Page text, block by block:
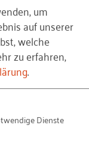
um
auf unserer
welche
zu erfahren,
.
Dienste